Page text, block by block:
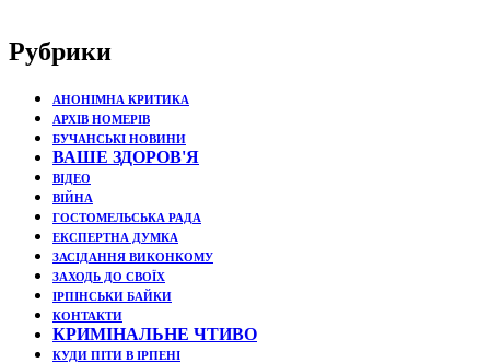
Рубрики
АНОНІМНА КРИТИКА
АРХІВ НОМЕРІВ
БУЧАНСЬКІ НОВИНИ
ВАШЕ ЗДОРОВ'Я
ВІДЕО
ВІЙНА
ГОСТОМЕЛЬСЬКА РАДА
ЕКСПЕРТНА ДУМКА
ЗАСІДАННЯ ВИКОНКОМУ
ЗАХОДЬ ДО СВОЇХ
ІРПІНСЬКИ БАЙКИ
КОНТАКТИ
КРИМІНАЛЬНЕ ЧТИВО
КУДИ ПІТИ В ІРПЕНІ